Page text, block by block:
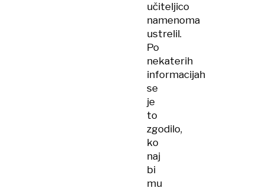
učiteljico
namenoma
ustrelil.
Po
nekaterih
informacijah
se
je
to
zgodilo,
ko
naj
bi
mu